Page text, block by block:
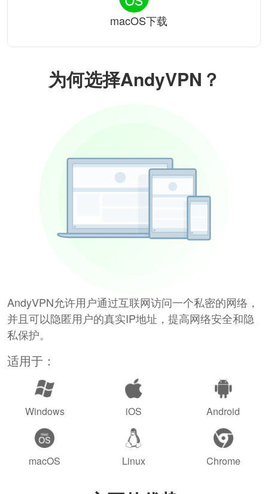
为何选择AndyVPN？
AndyVPN允许用户通过互联网访问一个私密的网络，
并且可以隐匿用户的真实IP地址，提高网络安全和隐
私保护。
适用于：
Windows iOS Android
macOS Linux Chrome
macOS下载